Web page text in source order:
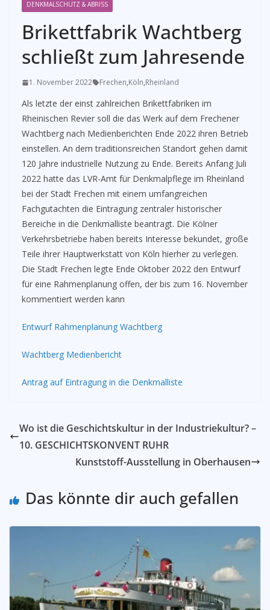
DENKMALSCHUTZ & ABRISS
Brikettfabrik Wachtberg
schließt zum Jahresende
1. November 2022 Frechen,Köln,Rheinland
Als letzte der einst zahlreichen Brikettfabriken im
Rheinischen Revier soll die das Werk auf dem Frechener
Wachtberg nach Medienberichten Ende 2022 ihren Betrieb
einstellen. An dem traditionsreichen Standort gehen damit
120 Jahre industrielle Nutzung zu Ende. Bereits Anfang Juli
2022 hatte das LVR-Amt für Denkmalpflege im Rheinland
bei der Stadt Frechen mit einem umfangreichen
Fachgutachten die Eintragung zentraler historischer
Bereiche in die Denkmalliste beantragt. Die Kölner
Verkehrsbetriebe haben bereits Interesse bekundet, große
Teile ihrer Hauptwerkstatt von Köln hierher zu verlegen.
Die Stadt Frechen legte Ende Oktober 2022 den Entwurf
für eine Rahmenplanung offen, der bis zum 16. November
kommentiert werden kann
Entwurf Rahmenplanung Wachtberg
Wachtberg Medienbericht
Antrag auf Eintragung in die Denkmalliste
Wo ist die Geschichtskultur in der Industriekultur? –
10. GESCHICHTSKONVENT RUHR
Kunststoff-Ausstellung in Oberhausen
Das könnte dir auch gefallen